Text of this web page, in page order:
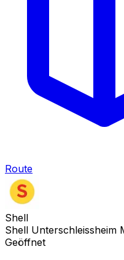
Route
Shell
Shell Unterschleissheim
Geöffnet